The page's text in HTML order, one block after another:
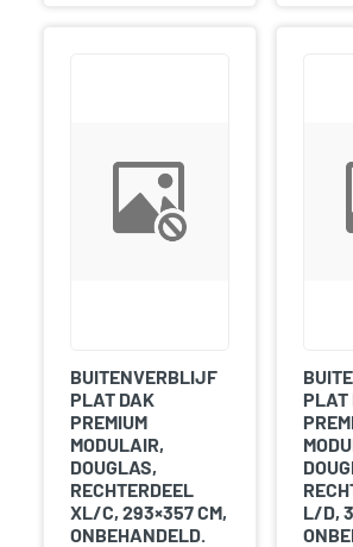
BUITENVERBLIJF
PLAT DAK
PREMIUM
MODULAIR,
DOUGLAS,
RECHTERDEEL
XL/C, 293×357 CM,
ONBEHANDELD.
PLAT
L/D,